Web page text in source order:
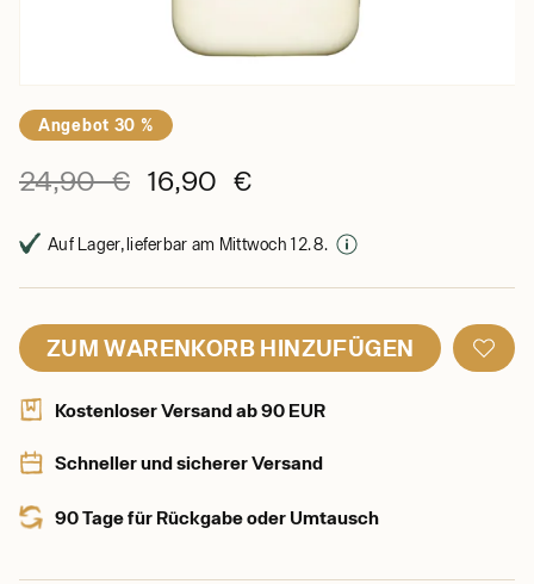
Angebot 30 %
24,90 € 16,90 €
Auf Lager, lieferbar am Mittwoch 12. 8.
ZUM WARENKORB HINZUFÜGEN
Kostenloser Versand ab 90 EUR
Schneller und sicherer Versand
90 Tage für Rückgabe oder Umtausch